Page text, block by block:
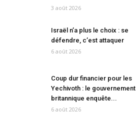
3 août 2026
Israël n’a plus le choix : se
défendre, c’est attaquer
6 août 2026
Coup dur financier pour les
Yechivoth : le gouvernement
britannique enquête...
6 août 2026